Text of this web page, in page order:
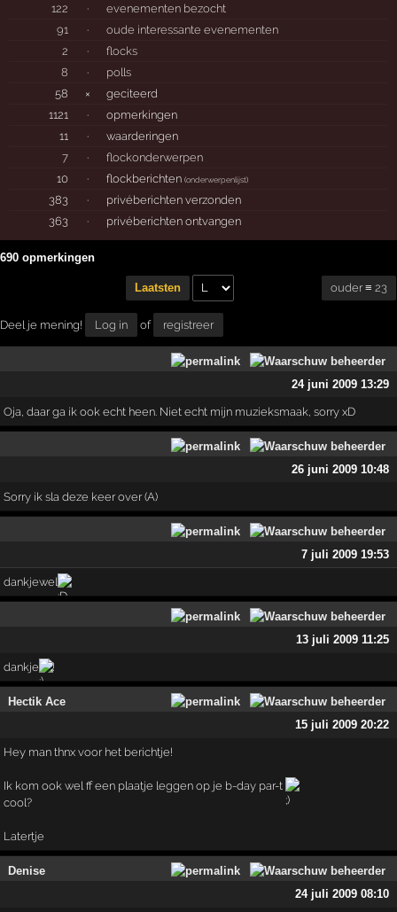
122
·
evenementen bezocht
91
·
oude interessante evenementen
2
·
flocks
8
·
polls
58
×
geciteerd
1121
·
opmerkingen
11
·
waarderingen
7
·
flockonderwerpen
10
· flockberichten(onderwerpenlijst)
383 ·
privéberichten verzonden
363
· privéberichten ontvangen
690 opmerkingen
Laatsten ouder ≡ 23
Deel je mening! Log in of registreer
24 juni 2009 13:29
Oja, daar ga ik ook echt heen. Niet echt mijn muzieksmaak, sorry xD
26 juni 2009 10:48
Sorry ik sla deze keer over (A)
7 juli 2009 19:53
dankjewel
13 juli 2009 11:25
dankje !
Hectik Ace
15 juli 2009 20:22
Hey man thnx voor het berichtje!
Ik kom ook wel ff een plaatje leggen op je b-day par-t
cool?
Latertje
Denise
24 juli 2009 08:10